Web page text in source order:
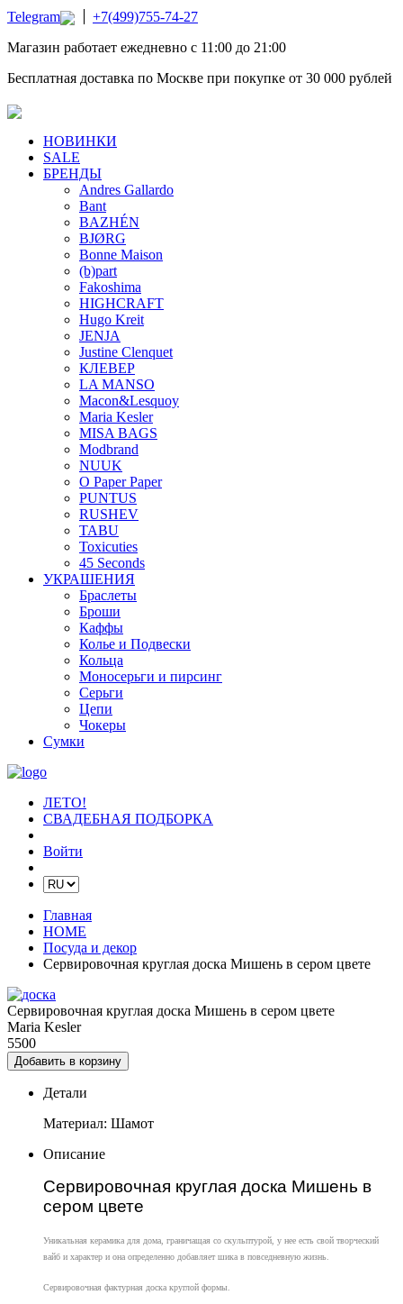
Telegram
+7(499)755-74-27
Магазин работает ежедневно с 11:00 до 21:00
Бесплатная доставка по Москве при покупке от 30 000 рублей
НОВИНКИ
SALE
БРЕНДЫ
Andres Gallardo
Bant
BAZHÉN
BJØRG
Bonne Maison
(b)part
Fakoshima
HIGHCRAFT
Hugo Kreit
JENJA
Justine Clenquet
КЛЕВЕР
LA MANSO
Macon&Lesquoy
Maria Kesler
MISA BAGS
Modbrand
NUUK
O Paper Paper
PUNTUS
RUSHEV
TABU
Toxicuties
45 Seconds
УКРАШЕНИЯ
Браслеты
Броши
Каффы
Колье и Подвески
Кольца
Моносерьги и пирсинг
Серьги
Цепи
Чокеры
Сумки
ЛЕТО!
СВАДЕБНАЯ ПОДБОРКА
Войти
Главная
HOME
Посуда и декор
Сервировочная круглая доска Мишень в сером цвете
Сервировочная круглая доска Мишень в сером цвете
Maria Kesler
5500
Добавить в корзину
Детали
Материал: Шамот
Описание
Сервировочная круглая доска Мишень в
сером цвете
Уникальная керамика для дома, граничащая со скульптурой, у нее есть свой творческий
вайб и характер и она определенно добавляет шика в повседневную жизнь.
Сервировочная фактурная доска круглой формы